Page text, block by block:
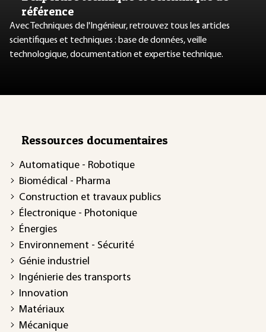
référence
Avec Techniques de l'Ingénieur, retrouvez tous les articles
scientifiques et techniques : base de données, veille
technologique, documentation et expertise technique.
Ressources documentaires
Automatique - Robotique
Biomédical - Pharma
Construction et travaux publics
Électronique - Photonique
Énergies
Environnement - Sécurité
Génie industriel
Ingénierie des transports
Innovation
Matériaux
Mécanique